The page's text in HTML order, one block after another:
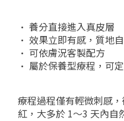
• 養分直接進入真皮層
• 效果立即有感，質地
• 可依膚況客製配方
• 屬於保養型療程，可
療程過程僅有輕微刺感
紅，大多於 1～3 天內自